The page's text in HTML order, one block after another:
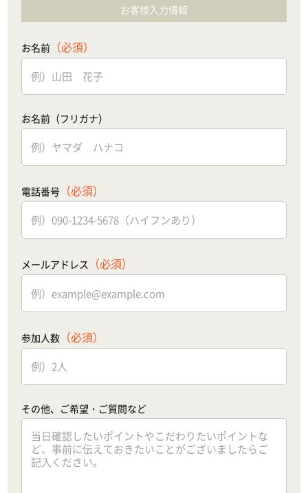
お客様入力情報
お名前 （必須）
お名前（フリガナ）
電話番号 （必須）
メールアドレス （必須）
参加人数 （必須）
その他、ご希望・ご質問など